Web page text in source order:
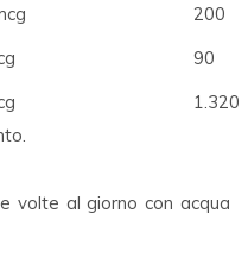
200
90
1.320
volte al giorno con acqua